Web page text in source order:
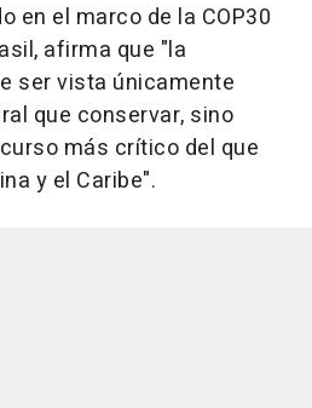
en el marco de la COP30
afirma que "la
ser vista únicamente
que conservar, sino
más crítico del que
y el Caribe".